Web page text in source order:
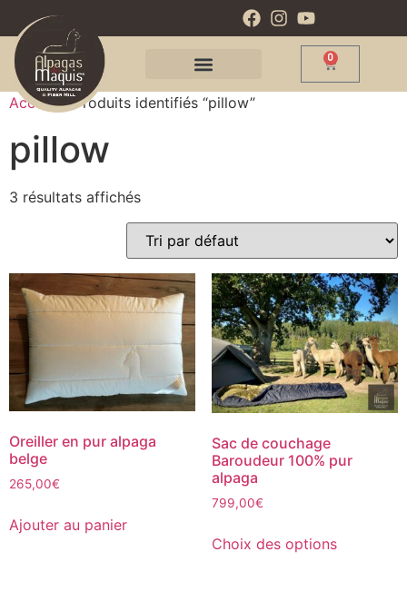
0
Accueil/ Produits identifiés “pillow”
pillow
3 résultats affichés
Oreiller en pur alpaga
belge
265,00€
Ajouter au panier
Sac de couchage
Baroudeur 100% pur
alpaga
799,00€
Choix des options